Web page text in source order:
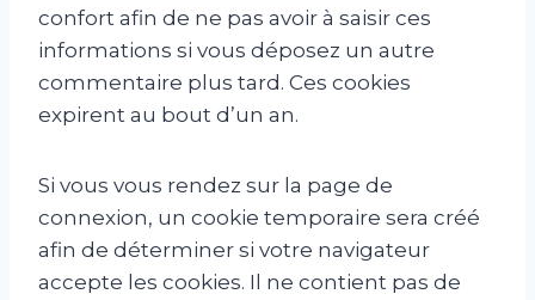
confort afin de ne pas avoir à saisir ces
informations si vous déposez un autre
commentaire plus tard. Ces cookies
expirent au bout d’un an.
Si vous vous rendez sur la page de
connexion, un cookie temporaire sera créé
afin de déterminer si votre navigateur
accepte les cookies. Il ne contient pas de